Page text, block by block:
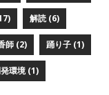
解読 (6)
師 (2) 踊り子 (1)
環境 (1)